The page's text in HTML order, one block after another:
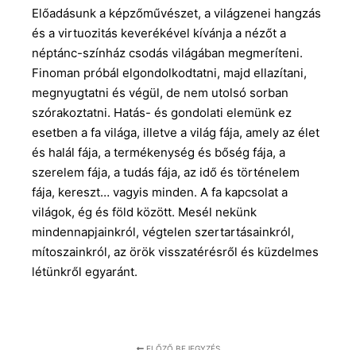
Előadásunk a képzőművészet, a világzenei hangzás
és a virtuozitás keverékével kívánja a nézőt a
néptánc-színház csodás világában megmeríteni.
Finoman próbál elgondolkodtatni, majd ellazítani,
megnyugtatni és végül, de nem utolsó sorban
szórakoztatni. Hatás- és gondolati elemünk ez
esetben a fa világa, illetve a világ fája, amely az élet
és halál fája, a termékenység és bőség fája, a
szerelem fája, a tudás fája, az idő és történelem
fája, kereszt… vagyis minden. A fa kapcsolat a
világok, ég és föld között. Mesél nekünk
mindennapjainkról, végtelen szertartásainkról,
mítoszainkról, az örök visszatérésről és küzdelmes
létünkről egyaránt.
ELŐZŐ BEJEGYZÉS